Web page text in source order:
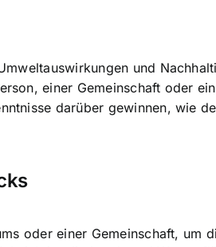
und
einer Gemeinschaft oder
darüber gewinnen, wie
oder einer Gemeinschaft, um